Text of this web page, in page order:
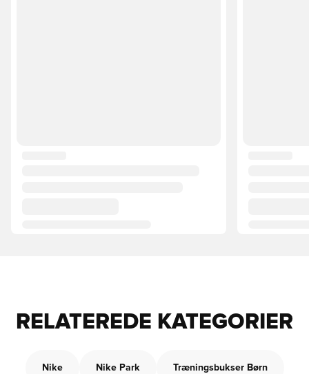
RELATEREDE KATEGORIER
Nike Nike Park Træningsbukser Børn